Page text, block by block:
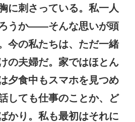
に刺さっている。私一人
うか――そんな思いが頭
今の私たちは、ただ一緒
の夫婦だ。家ではほとん
夕食中もスマホを見つめ
しても仕事のことか、ど
かり。私も最初はそれに